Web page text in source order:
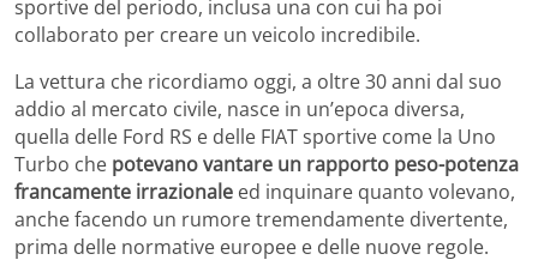
sportive del periodo, inclusa una con cui ha poi
collaborato per creare un veicolo incredibile.
La vettura che ricordiamo oggi, a oltre 30 anni dal suo
addio al mercato civile, nasce in un’epoca diversa,
quella delle Ford RS e delle FIAT sportive come la Uno
Turbo che potevano vantare un rapporto peso-potenza
francamente irrazionale ed inquinare quanto volevano,
anche facendo un rumore tremendamente divertente,
prima delle normative europee e delle nuove regole.